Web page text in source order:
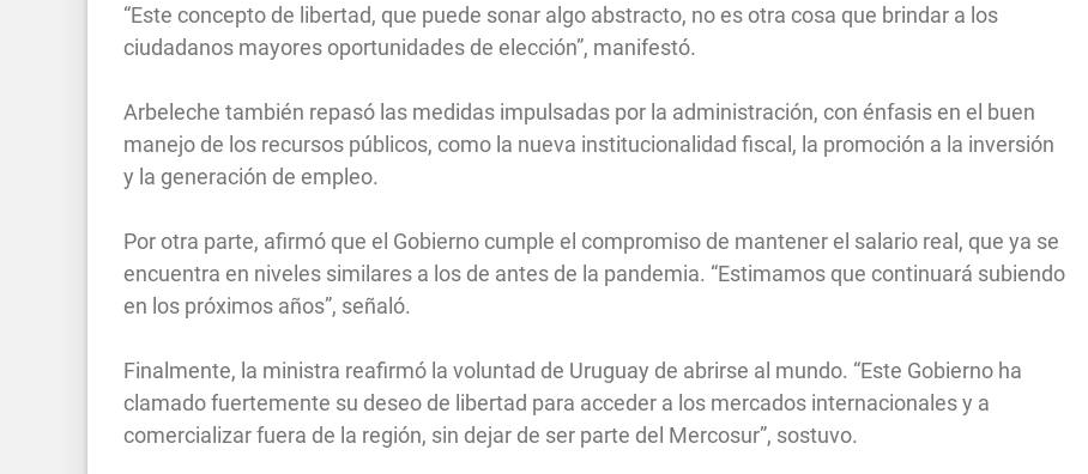
“Este concepto de libertad, que puede sonar algo abstracto, no es otra cosa que brindar a los
ciudadanos mayores oportunidades de elección”, manifestó.
Arbeleche también repasó las medidas impulsadas por la administración, con énfasis en el buen
manejo de los recursos públicos, como la nueva institucionalidad fiscal, la promoción a la inversión
y la generación de empleo.
Por otra parte, afirmó que el Gobierno cumple el compromiso de mantener el salario real, que ya se
encuentra en niveles similares a los de antes de la pandemia. “Estimamos que continuará subiendo
en los próximos años”, señaló.
Finalmente, la ministra reafirmó la voluntad de Uruguay de abrirse al mundo. “Este Gobierno ha
clamado fuertemente su deseo de libertad para acceder a los mercados internacionales y a
comercializar fuera de la región, sin dejar de ser parte del Mercosur”, sostuvo.